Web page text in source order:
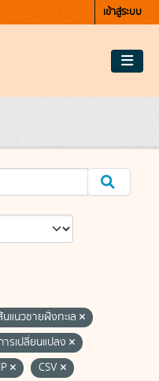
เข้าสู่ระบบ
นแนวชายฝั่งทะเล
รเปลี่ยนแปลง
CSV